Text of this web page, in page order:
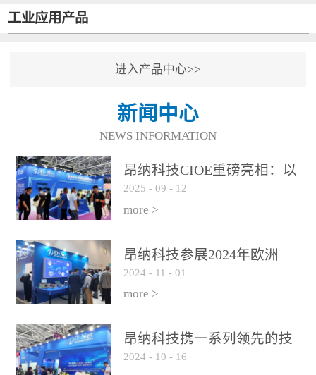
工业应用产品
进入产品中心>>
新闻中心
NEWS INFORMATION
昂纳科技CIOE重磅亮相：以
光通信创新引擎，驱动AI与
算力互联新时代
2025 - 09 - 12
more >
昂纳科技参展2024年欧洲
ECOC展会
2024 - 11 - 01
more >
昂纳科技携一系列领先的技
术平台和优秀产品参展2024
2024 - 10 - 16